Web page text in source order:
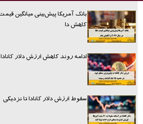
کاهش دا
ادامه روند کاهش ارزش دلار کانادا
سقوط ارزش دلار کانادا تا نزدیکی ۷۰ سنت آمریکا